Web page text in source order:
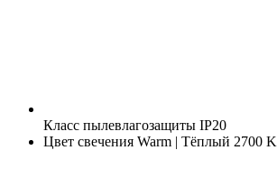
Класс пылевлагозащиты IP20
Цвет свечения Warm | Тёплый 2700 K